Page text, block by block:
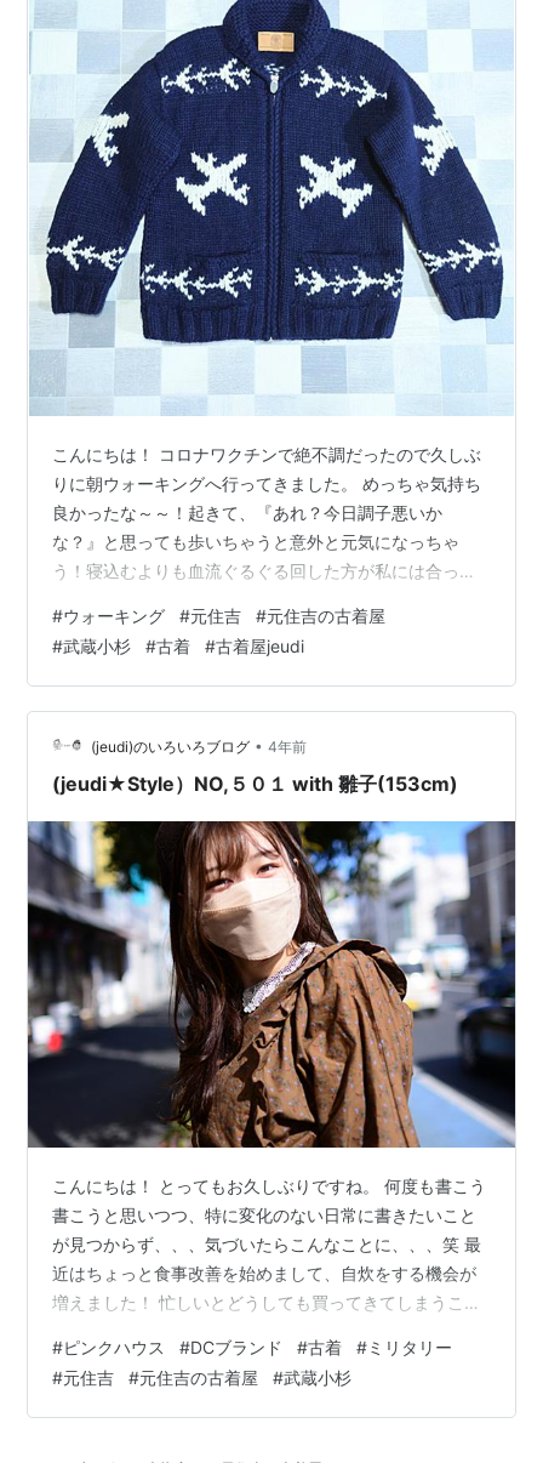
こんにちは！ コロナワクチンで絶不調だったので久しぶ
りに朝ウォーキングへ行ってきました。 めっちゃ気持ち
良かったな～～！起きて、『あれ？今日調子悪いか
な？』と思っても歩いちゃうと意外と元気になっちゃ
う！寝込むよりも血流ぐるぐる回した方が私には合って
とか思いつつ、全然撮らずに結局今日も写真なしのブロ
グを書いております。 この２年間、がっつり裏方でやっ
てきましたが！そろそろ表に出ていこうかなと思ってお
ります。店頭業務は裏方以上に体力勝負なのでしっかり
パワーチャージして楽しくお店に立てるように絶賛整え
中です～～ とはいえ正直、不安しかありません…
#ウォーキング #元住吉 #元住吉の古着屋
#武蔵小杉 #古着 #古着屋jeudi
(jeudi)のいろいろブログ • 4年前
(jeudi★Style）NO,５０１ with 雛子(153cm)
こんにちは！ とってもお久しぶりですね。 何度も書こう
書こうと思いつつ、特に変化のない日常に書きたいこと
が見つからず、、、気づいたらこんなことに、、、笑 最
近はちょっと食事改善を始めまして、自炊をする機会が
増えました！ 忙しいとどうしても買ってきてしまうこと
ごはん。 夏→秋はどうしても自律神経がぶっ壊れてしま
う時期なのですが、なんとか生き延びられているのは食
事のおかげかもしれません(*‘∀‘) 気が向いたらインスタに
#ピンクハウス #DCブランド #古着 #ミリタリー
#元住吉 #元住吉の古着屋 #武蔵小杉